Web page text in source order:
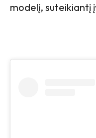
modelį, suteikiantį